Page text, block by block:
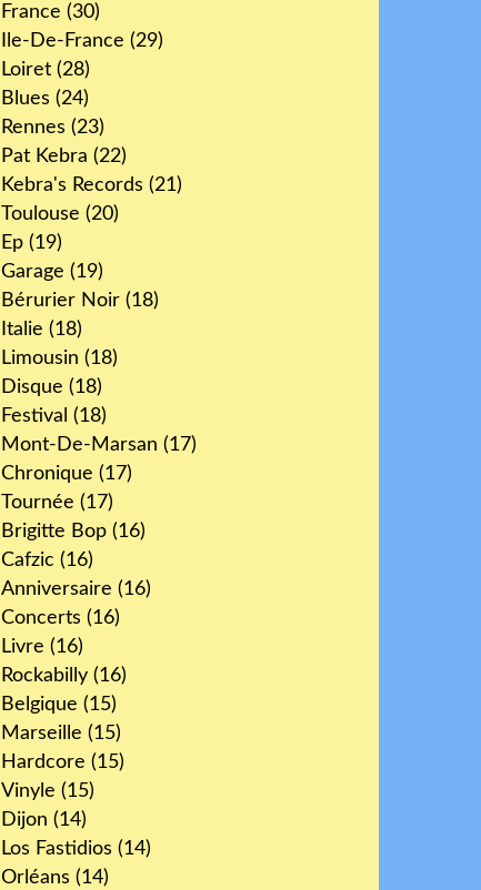
France (30)
Ile-De-France (29)
Loiret (28)
Blues (24)
Rennes (23)
Pat Kebra (22)
Kebra's Records (21)
Toulouse (20)
Ep (19)
Garage (19)
Bérurier Noir (18)
Italie (18)
Limousin (18)
Disque (18)
Festival (18)
Mont-De-Marsan (17)
Chronique (17)
Tournée (17)
Brigitte Bop (16)
Cafzic (16)
Anniversaire (16)
Concerts (16)
Livre (16)
Rockabilly (16)
Belgique (15)
Marseille (15)
Hardcore (15)
Vinyle (15)
Dijon (14)
Los Fastidios (14)
Orléans (14)